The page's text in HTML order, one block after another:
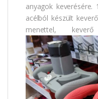
anyagok
acélból készült
menettel,